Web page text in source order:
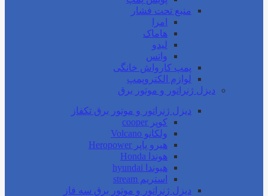
منبع تحت فشار
امرا
هاماک
لیدو
واتس
پمپ کارواش خانگی
لوازم الکتروپمپ
دیزل ژنراتور و موتور برق
دیزل ژنراتور و موتور برق تکفاز
کوپر cooper
ولکانو Volcano
هیرو پاپر Heropower
هوندا Honda
هیوندا hyundai
استریم stream
دیزل ژنراتور و موتور برق سه فاز